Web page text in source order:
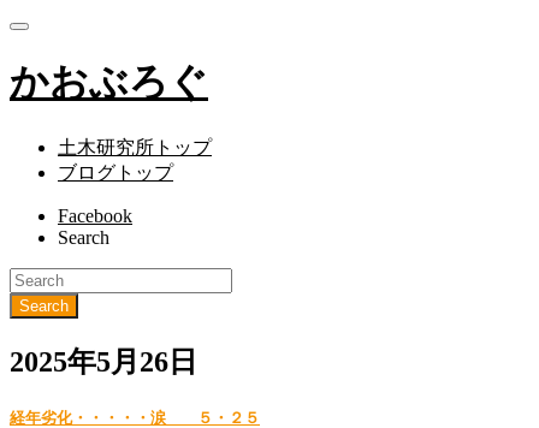
かおぶろぐ
土木研究所トップ
ブログトップ
Facebook
Search
2025年5月26日
経年劣化・・・・・涙 ５・２５